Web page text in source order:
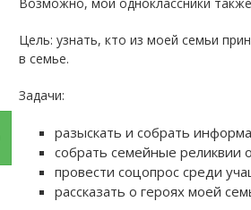
Цель: узнать, кто из моей семьи
в семье.
Задачи:
разыскать и собрать
собрать семейные реликвии
провести соцопрос среди
рассказать о героях моей